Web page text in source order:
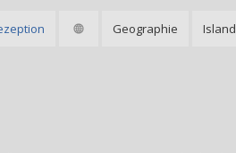
Geographie Island